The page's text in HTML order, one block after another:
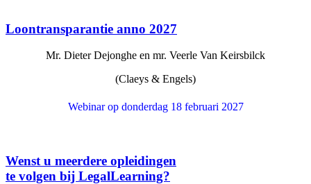
Loontransparantie anno 2027
Mr. Dieter Dejonghe en mr. Veerle Van Keirsbilck
(Claeys & Engels)
Webinar op donderdag 18 februari 2027
Wenst u meerdere opleidingen
te volgen bij LegalLearning?